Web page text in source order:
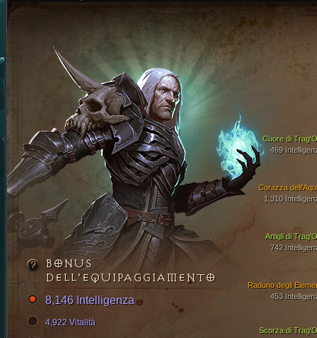
Corazza
1,310
Artigli di
742
Cuore di
469
Scorza di
Raduno degli
453
BONUS
DELL’EQUIPAGGIAMENTO
8,146 Intelligenza
4,922 Vitalità